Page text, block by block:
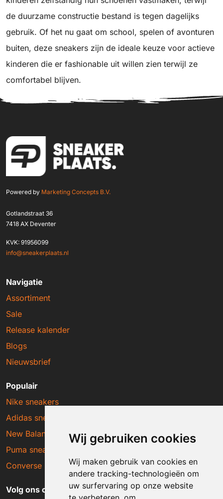
Wij gebruiken cookies
Wij maken gebruik van cookies en
andere tracking-technologieën om
uw surfervaring op onze website
de duurzame constructie bestand is tegen dagelijks
gebruik. Of het nu gaat om school, spelen of avonturen
buiten, deze sneakers zijn de ideale keuze voor actieve
kinderen die er fashionable uit willen zien terwijl ze
comfortabel blijven.
Powered by Marketing Concepts B.V.
Gotlandstraat 36
7418 AX Deventer
KVK: 91956099
info@sneakerplaats.nl
Navigatie
Assortiment
Sale
Release kalender
Blogs
Nieuwsbrief
Populair
Nike sneakers
Adidas sneakers
New Balance sneakers
Puma sneakers
Converse sneakers
Volg ons op social media